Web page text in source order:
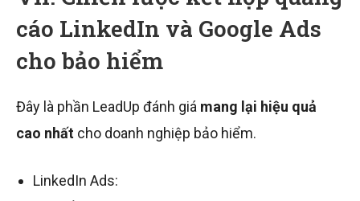
cáo LinkedIn và Google Ads
cho bảo hiểm
Đây là phần LeadUp đánh giá mang lại hiệu quả
cao nhất cho doanh nghiệp bảo hiểm.
LinkedIn Ads: